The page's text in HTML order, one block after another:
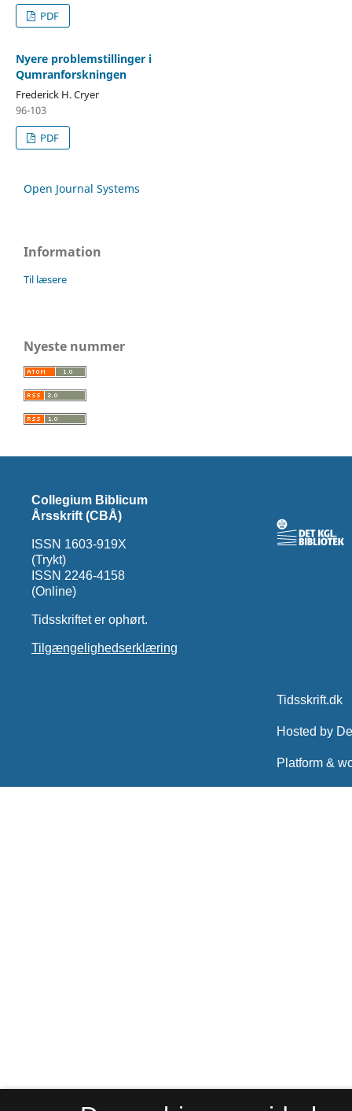
PDF
Nyere problemstillinger i
Qumranforskningen
Frederick H. Cryer
96-103
PDF
Open Journal Systems
Information
Til læsere
Nyeste nummer
Collegium Biblicum
Årsskrift (CBÅ)
ISSN 1603-919X
(Trykt)
ISSN 2246-4158
(Online)
Tidsskriftet er ophørt.
Tilgængelighedserklæring